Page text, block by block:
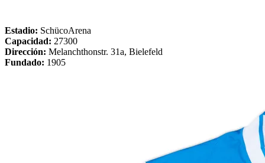
Estadio: SchücoArena
Capacidad: 27300
Dirección: Melanchthonstr. 31a, Bielefeld
Fundado: 1905